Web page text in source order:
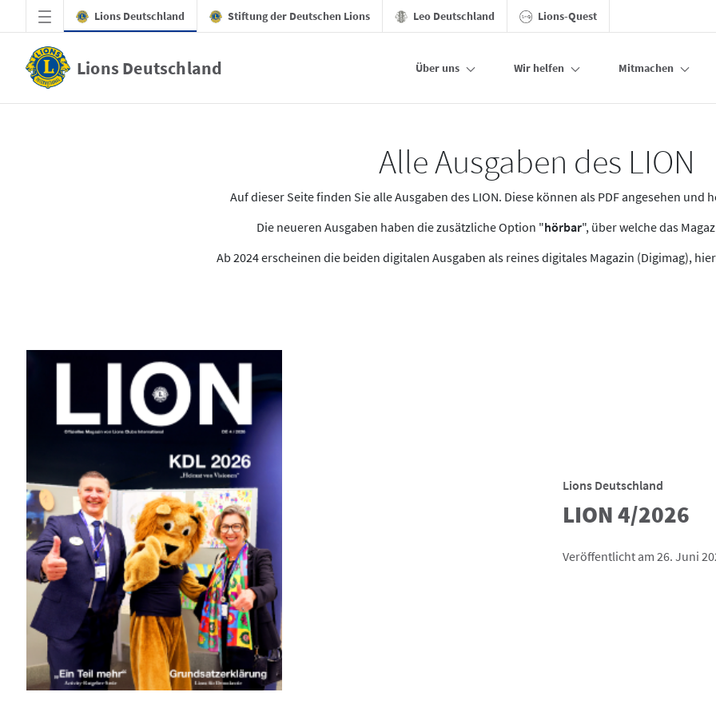
Zum Hauptinhalt springen
Lions Deutschland Stiftung der Deutschen Lions Leo Deutschland Lions-Quest
Lions Deutschland Über uns Wir helfen Mitmachen
Alle Ausgaben des LION
Auf dieser Seite finden Sie alle Ausgaben des LION. Diese können als PDF angesehen und
Die neueren Ausgaben haben die zusätzliche Option "hörbar", über welche das
Ab 2024 erscheinen die beiden digitalen Ausgaben als reines digitales Magazin (Digimag),
Lions Deutschland
LION 4/2026
Veröffentlicht am 26. Juni